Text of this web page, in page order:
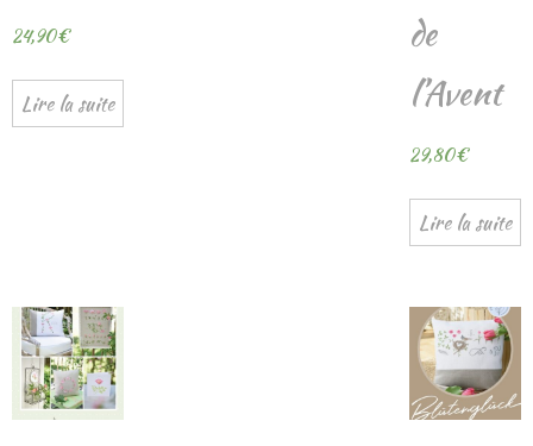
24,90€
Lire la suite
de
l’Avent
29,80€
Lire la suite